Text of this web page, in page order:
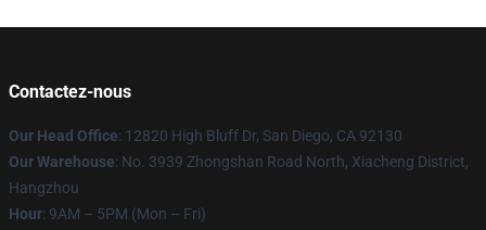
Contactez-nous
Our Head Office: 12820 High Bluff Dr, San Diego, CA 92130
Our Warehouse: No. 3939 Zhongshan Road North, Xiacheng District,
Hangzhou
Hour: 9AM – 5PM (Mon – Fri)